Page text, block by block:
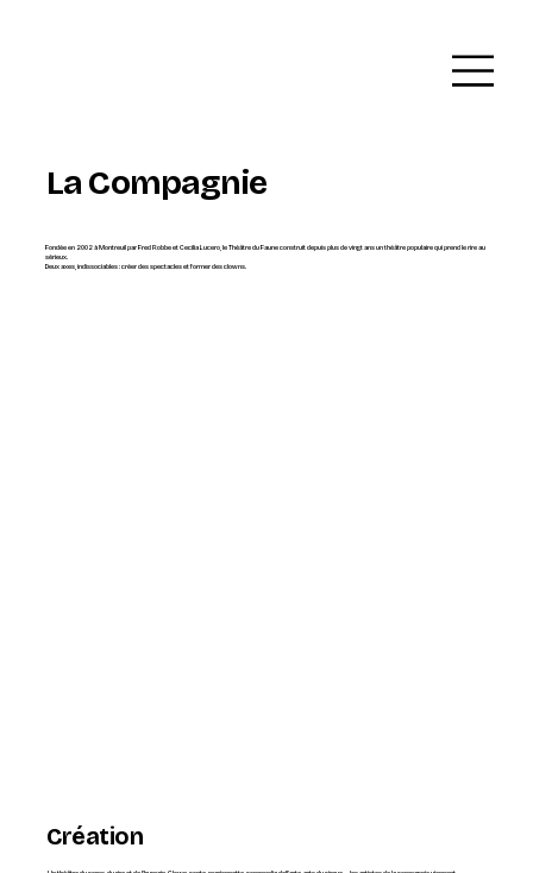
La Compagnie
Fondée en 2002 à Montreuil par Fred Robbe et Cecilia Lucero, le Théâtre du Faune construit depuis plus de vingt ans un théâtre populaire qui prend le rire au
sérieux.
Deux axes, indissociables : créer des spectacles et former des clowns.
Création